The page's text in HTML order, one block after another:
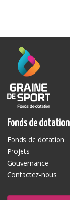
Fonds de dotation
Fonds de dotation
Projets
Gouvernance
Contactez-nous